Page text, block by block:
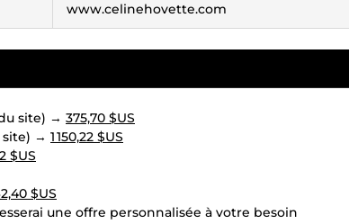
www.celinehovette.com
site) → 375,70 $US
site) → 1 150,22 $US
$US
$US
une offre personnalisée à votre besoin